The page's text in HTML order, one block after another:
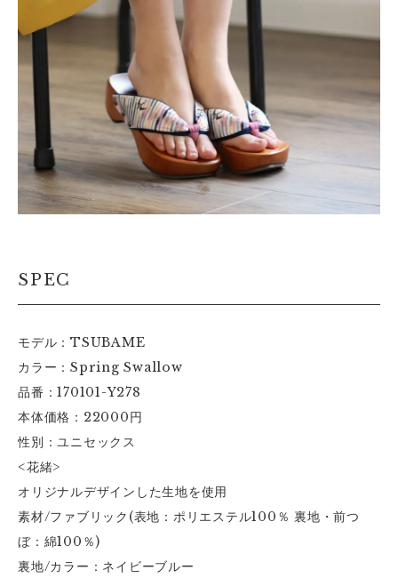
SPEC
モデル：TSUBAME
カラー：Spring Swallow
品番：170101-Y278
本体価格：22000円
性別：ユニセックス
<花緒>
オリジナルデザインした生地を使用
素材/ファブリック(表地：ポリエステル100％ 裏地・前つ
ぼ：綿100％)
裏地/カラー：ネイビーブルー